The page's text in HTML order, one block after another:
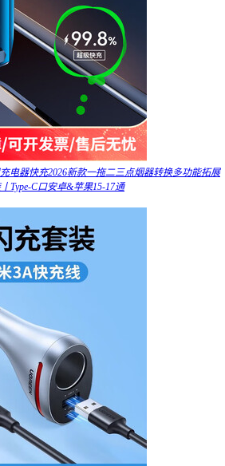
电器快充2026新款一拖二三点烟器转换多功能拓展
Type-C口安卓&苹果15-17通